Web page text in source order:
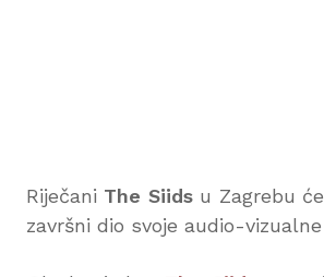
Riječani The Siidsu Zagrebu
završni dio svoje audio-